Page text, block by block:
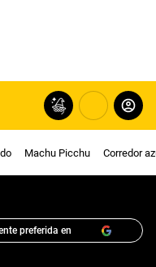
Machu Picchu Corredor
preferida en